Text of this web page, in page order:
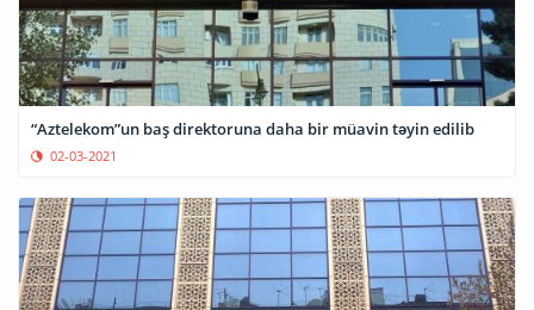
“Aztelekom”un baş direktoruna daha bir müavin təyin edilib
02-03-2021